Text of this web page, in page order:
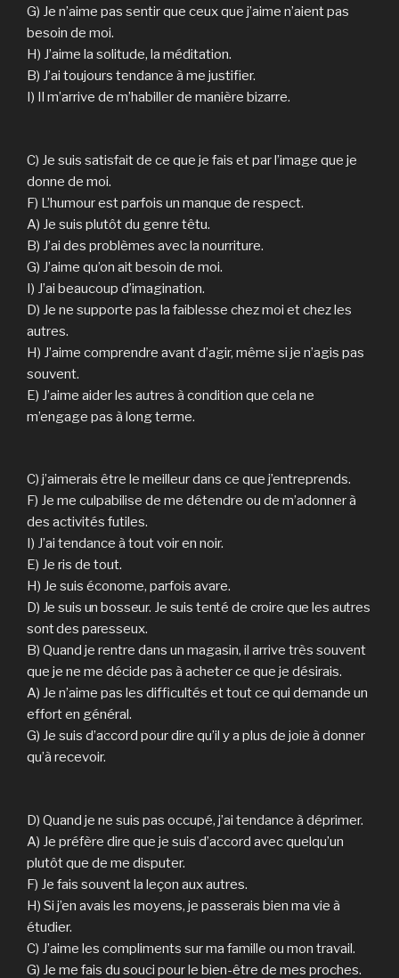
G) Je n’aime pas sentir que ceux que j’aime n’aient pas
besoin de moi.
H) J’aime la solitude, la méditation.
B) J’ai toujours tendance à me justifier.
I) Il m’arrive de m’habiller de manière bizarre.
C) Je suis satisfait de ce que je fais et par l’image que je
donne de moi.
F) L’humour est parfois un manque de respect.
A) Je suis plutôt du genre têtu.
B) J’ai des problèmes avec la nourriture.
G) J’aime qu’on ait besoin de moi.
I) J’ai beaucoup d’imagination.
D) Je ne supporte pas la faiblesse chez moi et chez les
autres.
H) J’aime comprendre avant d’agir, même si je n’agis pas
souvent.
E) J’aime aider les autres à condition que cela ne
m’engage pas à long terme.
C) j’aimerais être le meilleur dans ce que j’entreprends.
F) Je me culpabilise de me détendre ou de m’adonner à
des activités futiles.
I) J’ai tendance à tout voir en noir.
E) Je ris de tout.
H) Je suis économe, parfois avare.
D) Je suis un bosseur. Je suis tenté de croire que les autres
sont des paresseux.
B) Quand je rentre dans un magasin, il arrive très souvent
que je ne me décide pas à acheter ce que je désirais.
A) Je n’aime pas les difficultés et tout ce qui demande un
effort en général.
G) Je suis d’accord pour dire qu’il y a plus de joie à donner
qu’à recevoir.
D) Quand je ne suis pas occupé, j’ai tendance à déprimer.
A) Je préfère dire que je suis d’accord avec quelqu’un
plutôt que de me disputer.
F) Je fais souvent la leçon aux autres.
H) Si j’en avais les moyens, je passerais bien ma vie à
étudier.
C) J’aime les compliments sur ma famille ou mon travail.
G) Je me fais du souci pour le bien-être de mes proches.